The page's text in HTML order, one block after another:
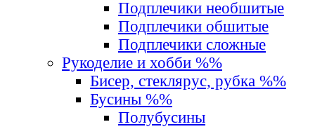
Подплечики необшитые
Подплечики обшитые
Подплечики сложные
Рукоделие и хобби %%
Бисер, стеклярус, рубка %%
Бусины %%
Полубусины